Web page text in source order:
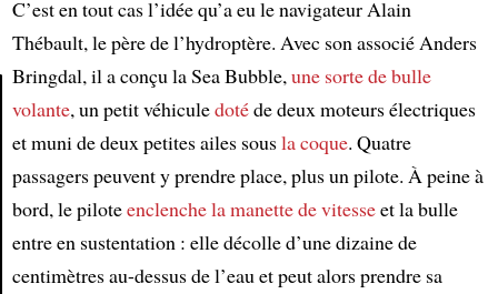
Article
C’est en tout cas l’idée qu’a eu le navigateur Alain
Thébault, le père de l’hydroptère. Avec son associé Anders
Bringdal, il a conçu la Sea Bubble,une sorte de bulle
volante, un petit véhiculedotéde deux moteurs électriques
et muni de deux petites ailes sousla coque. Quatre
passagers peuvent y prendre place, plus un pilote. À peine à
bord, le piloteenclenchela manette de vitesseet la bulle
entre en sustentation : elle décolle d’une dizaine de
centimètres au-dessus de l’eau et peut alors prendre sa